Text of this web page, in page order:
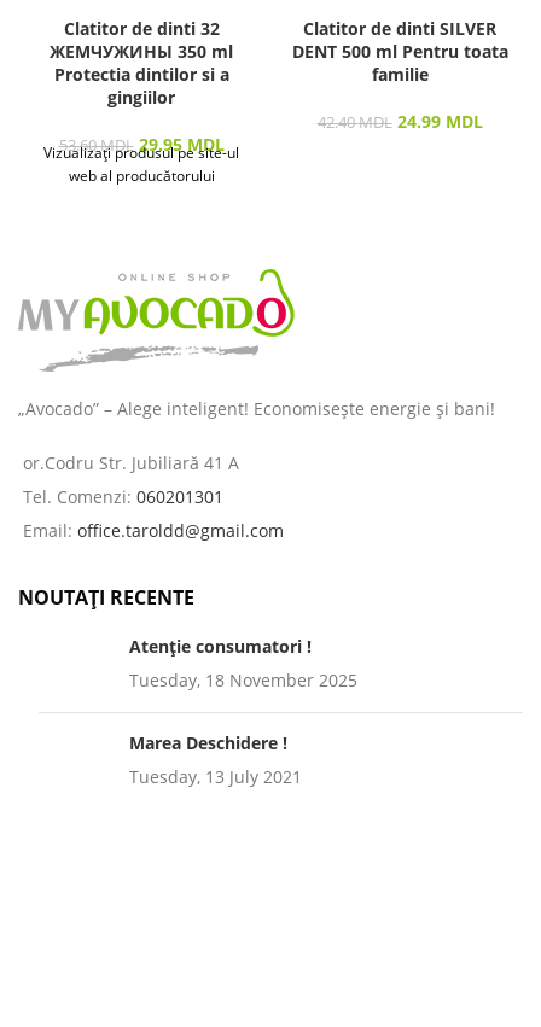
Clatitor de dinti 32
ЖЕМЧУЖИНЫ 350 ml
Protectia dintilor si a
gingiilor
53.60MDL 29.95 MDL
Vizualizați produsul pe site-ul
web al producătorului
Clatitor de dinti SILVER
DENT 500 ml Pentru toata
familie
42.40MDL 24.99 MDL
„Avocado” – Alege inteligent! Economisește energie și bani!
or.Codru Str. Jubiliară 41 A
Tel. Comenzi: 060201301
Email: office.taroldd@gmail.com
NOUTAȚI RECENTE
Atenție consumatori !
Tuesday, 18 November 2025
Marea Deschidere !
Tuesday, 13 July 2021